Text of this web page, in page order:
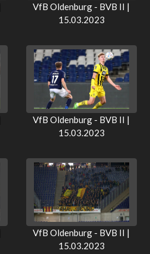
VfB Oldenburg - BVB II |
15.03.2023
VfB Oldenburg - BVB II |
15.03.2023
VfB Oldenburg - BVB II |
15.03.2023